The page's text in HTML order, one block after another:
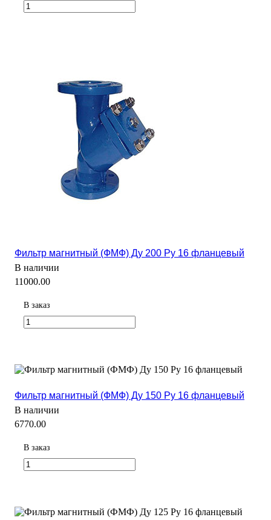
Фильтр магнитный (ФМФ) Ду 200 Ру 16 фланцевый
В наличии
11000.00
В заказ
Фильтр магнитный (ФМФ) Ду 150 Ру 16 фланцевый
В наличии
6770.00
В заказ